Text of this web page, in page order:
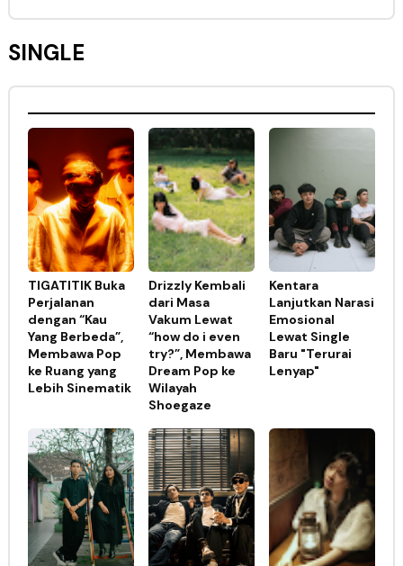
SINGLE
TIGATITIK Buka
Perjalanan
dengan “Kau
Yang Berbeda”,
Membawa Pop
ke Ruang yang
Lebih Sinematik
Drizzly Kembali
dari Masa
Vakum Lewat
“how do i even
try?”, Membawa
Dream Pop ke
Wilayah
Shoegaze
Kentara
Lanjutkan Narasi
Emosional
Lewat Single
Baru "Terurai
Lenyap"